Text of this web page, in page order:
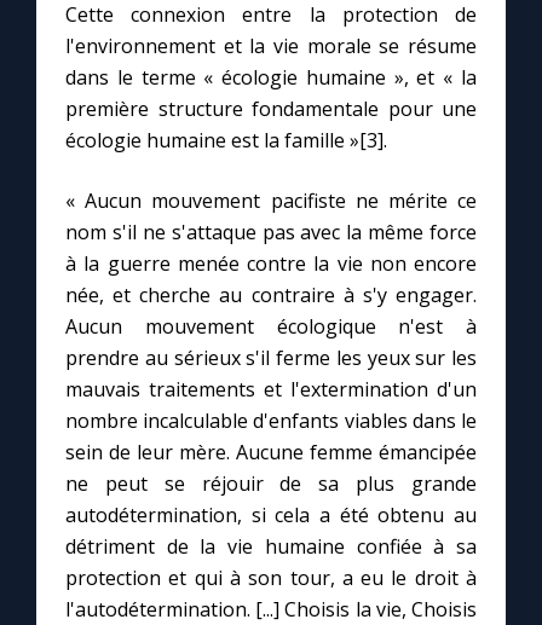
Me consacrer à Jésus par Marie
Mes intentions de prière
Une neuvaine
À la une
1000 Raisons de Croire
Chapelet pour le monde
Contact
Faire un don
Cette connexion entre la protection de
l'environnement et la vie morale se résume
dans le terme « écologie humaine », et « la
première structure fondamentale pour une
écologie humaine est la famille »[3].
« Aucun mouvement pacifiste ne mérite ce
nom s'il ne s'attaque pas avec la même force
à la guerre menée contre la vie non encore
née, et cherche au contraire à s'y engager.
Aucun mouvement écologique n'est à
prendre au sérieux s'il ferme les yeux sur les
mauvais traitements et l'extermination d'un
nombre incalculable d'enfants viables dans le
sein de leur mère. Aucune femme émancipée
ne peut se réjouir de sa plus grande
autodétermination, si cela a été obtenu au
détriment de la vie humaine confiée à sa
protection et qui à son tour, a eu le droit à
l'autodétermination. [...] Choisis la vie, Choisis